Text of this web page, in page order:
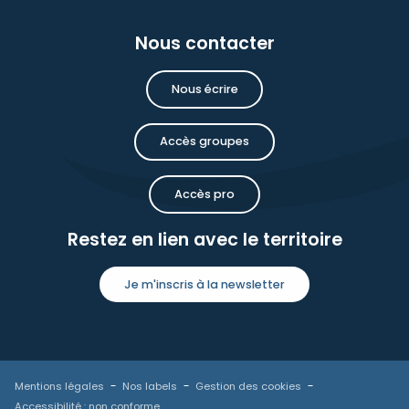
Nous contacter
Nous écrire
Accès groupes
Accès pro
Restez en lien avec le territoire
Je m'inscris à la newsletter
Mentions légales Nos labels
Gestion des cookies